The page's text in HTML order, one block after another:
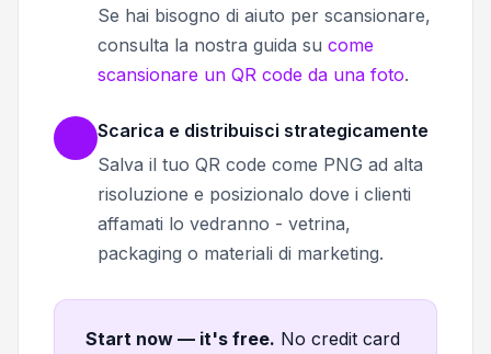
Se hai bisogno di aiuto per scansionare,
consulta la nostra guida su come
scansionare un QR code da una foto.
Scarica e distribuisci strategicamente
Salva il tuo QR code come PNG ad alta
risoluzione e posizionalo dove i clienti
affamati lo vedranno - vetrina,
packaging o materiali di marketing.
Start now — it's free. No credit card